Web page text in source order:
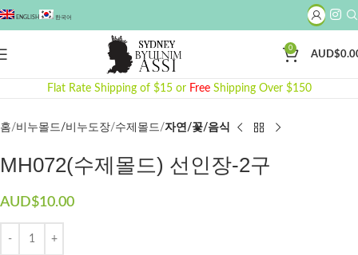
ENGLISH 한국어
0
AUD$
Flat Rate Shipping of $15 or Free Shipping Over $150
Click to enlarge
홈 비누몰드/비누도장 수제몰드​ 자연/꽃/음식
MH072(수제몰드) 선인장-2구
AUD$10.00